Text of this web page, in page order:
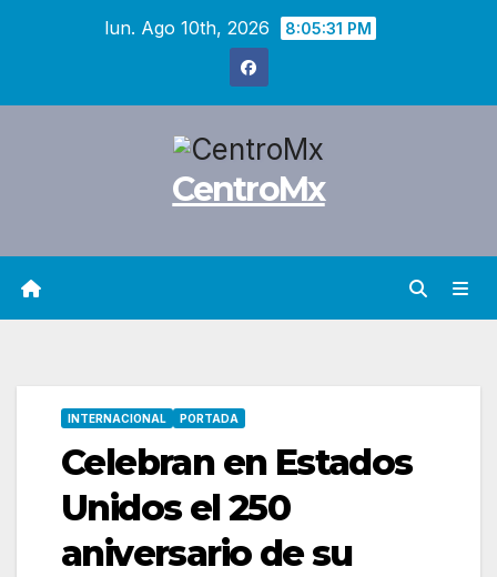
lun. Ago 10th, 2026 8:05:32 PM
CentroMx
INTERNACIONAL PORTADA
Celebran en Estados
Unidos el 250
aniversario de su